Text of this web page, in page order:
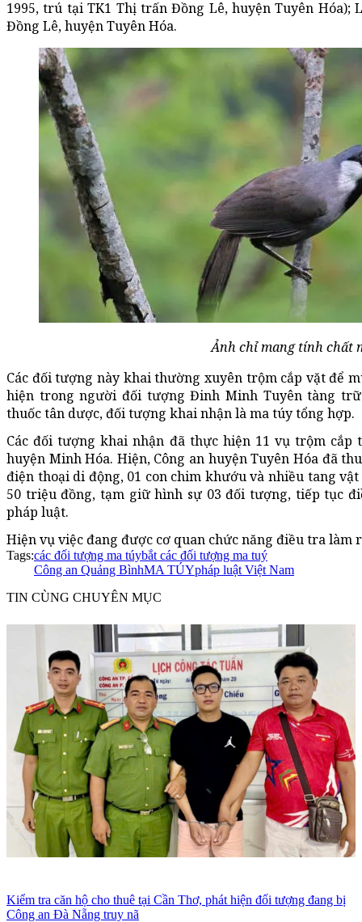
1995, trú tại TK1 Thị trấn Đồng Lê, huyện Tuyên Hóa);
Đồng Lê, huyện Tuyên Hóa.
Ảnh chỉ mang tính chất
Các đối tượng này khai thường xuyên trộm cắp vặt để
hiện trong người đối tượng Đinh Minh Tuyên tàng
thuốc tân dược, đối tượng khai nhận là ma túy tổng hợp.
Các đối tượng khai nhận đã thực hiện 11 vụ trộm cắp
huyện Minh Hóa. Hiện, Công an huyện Tuyên Hóa đã
điện thoại di động, 01 con chim khướu và nhiều tang
50 triệu đồng, tạm giữ hình sự 03 đối tượng, tiếp tục
pháp luật.
Hiện vụ việc đang được cơ quan chức năng điều tra làm
Tags:các đối tượng ma túybắt các đối tượng ma tuý
Công an Quảng BìnhMA TÚYpháp luật Việt Nam
TIN CÙNG CHUYÊN MỤC
Kiểm tra căn hộ cho thuê tại Cần Thơ, phát hiện đối tượng đang bị
Công an Đà Nẵng truy nã